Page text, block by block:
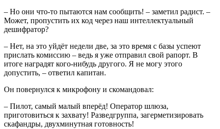
– Но они что-то пытаются нам сообщить! – заметил радист. –
Может, пропустить их код через наш интеллектуальный
дешифратор?
– Нет, на это уйдёт недели две, за это время с базы успеют
прислать комиссию – ведь я уже отправил свой рапорт. В
итоге наградят кого-нибудь другого. Я не могу этого
допустить, – ответил капитан.
Он повернулся к микрофону и скомандовал:
– Пилот, самый малый вперёд! Оператор шлюза,
приготовиться к захвату! Разведгруппа, загерметизировать
скафандры, двухминутная готовность!